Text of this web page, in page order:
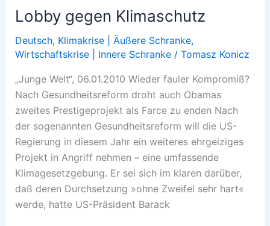
Lobby gegen Klimaschutz
Deutsch, Klimakrise | Äußere Schranke,
Wirtschaftskrise | Innere Schranke/ Tomasz Konicz
„Junge Welt“, 06.01.2010 Wieder fauler Kompromiß?
Nach Gesundheitsreform droht auch Obamas
zweites Prestigeprojekt als Farce zu enden Nach
der sogenannten Gesundheitsreform will die US-
Regierung in diesem Jahr ein weiteres ehrgeiziges
Projekt in Angriff nehmen – eine umfassende
Klimagesetzgebung. Er sei sich im klaren darüber,
daß deren Durchsetzung »ohne Zweifel sehr hart«
werde, hatte US-Präsident Barack